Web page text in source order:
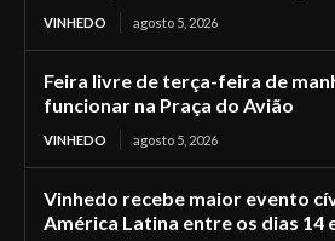
VINHEDO agosto 5, 2026
Feira livre de terça-feira de
funcionar na Praça do Avião
VINHEDO agosto 5, 2026
Vinhedo recebe maior evento
América Latina entre os dias 14